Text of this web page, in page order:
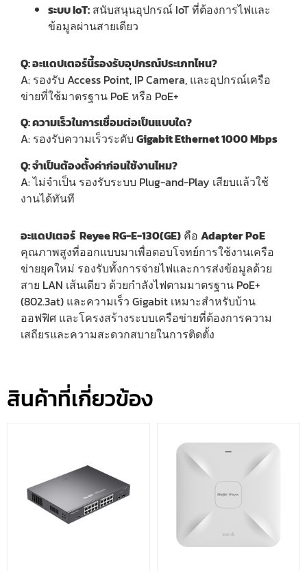
ระบบ IoT: สนับสนุนอุปกรณ์ IoT ที่ต้องการไฟและ
ข้อมูลผ่านสายเดียว
Q: อะแดปเตอร์นี้รองรับอุปกรณ์ประเภทไหน?
A: รองรับ Access Point, IP Camera, และอุปกรณ์เครือ
ข่ายที่ใช้มาตรฐาน PoE หรือ PoE+
Q: ความเร็วในการเชื่อมต่อเป็นแบบใด?
A: รองรับความเร็วระดับ Gigabit Ethernet 1000 Mbps
Q: จำเป็นต้องตั้งค่าก่อนใช้งานไหม?
A: ไม่จำเป็น รองรับระบบ Plug-and-Play เสียบแล้วใช้
งานได้ทันที
อะแดปเตอร์ Reyee RG-E-130(GE) คือ AdapterPoE
คุณภาพสูงที่ออกแบบมาเพื่อตอบโจทย์การใช้งานเครือ
ข่ายยุคใหม่ รองรับทั้งการจ่ายไฟและการส่งข้อมูลด้วย
สาย LAN เส้นเดียว ด้วยกำลังไฟตามมาตรฐาน PoE+
(802.3at) และความเร็ว Gigabit เหมาะสำหรับบ้าน
ออฟฟิศ และโครงสร้างระบบเครือข่ายที่ต้องการความ
เสถียรและความสะดวกสบายในการติดตั้ง
สินค้าที่เกี่ยวข้อง